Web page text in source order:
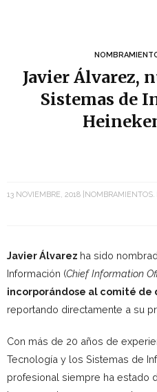
Javier Álvarez,
Sistemas de
13 NOVIEMBRE, 2018 NOMBRAMIENTOS
Javier Álvarez ha sido
Información (Chief Information
incorporándose al comité de
reportando directamente a su
Con más de 20 años de
Tecnología y los Sistemas de
profesional siempre ha estado